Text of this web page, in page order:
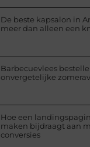
De beste kapsalon in
meer dan alleen een
Barbecuevlees
onvergetelijke
Hoe een
maken bijdraagt aan
conversies